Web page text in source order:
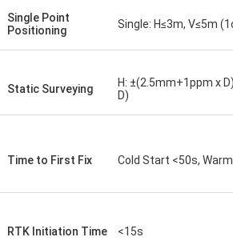
Single Point
Positioning
Single: H≤3m, V≤5m
Static Surveying
H: ±(2.5mm+1ppm x
D)
Time to First Fix Cold Start <50s,
RTK Initiation Time <15s